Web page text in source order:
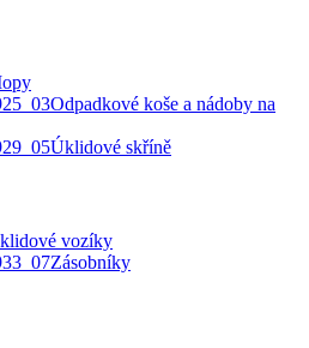
Odpadkové koše a nádoby na
Úklidové skříně
vozíky
Zásobníky